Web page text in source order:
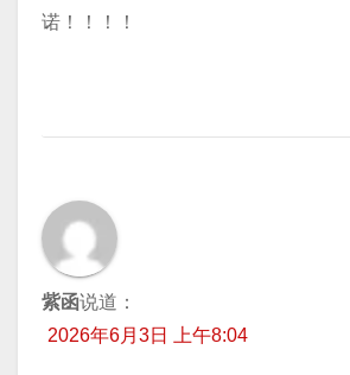
诺！！！！
紫函说道：
2026年6月3日 上午8:04